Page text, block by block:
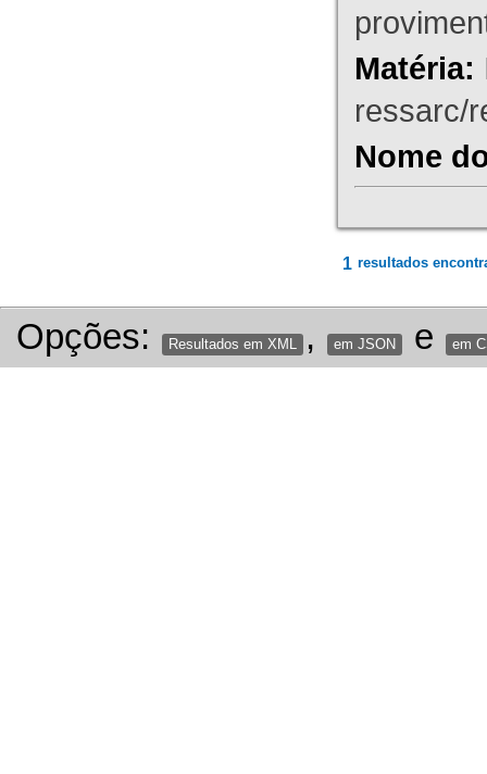
Matéria:
ressarc/
Nome
1 resultados
Opções: Resultados em XML , em JSON e em